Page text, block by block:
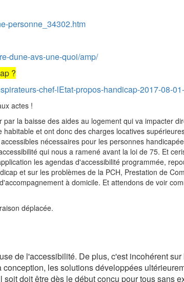
personne_34302.htm
dune-avs-une-quoi/amp/
?
chef-lEtat-propos-handicap-2017-08-
actes !
la baisse des aides au logement qui va impacter
et ont donc des charges locatives
nécessaires pour les personnes
qui nous a ramené avant la loi de 75. Et
les agendas d'accessibilité programmée,
et sur les problèmes de la PCH, Prestation de
à domicile. Et attendons de voir
déplacée.
de l'accessibilité. De plus, c'est incohérent
les solutions développées
doit être dès le début conçu pour tous sans